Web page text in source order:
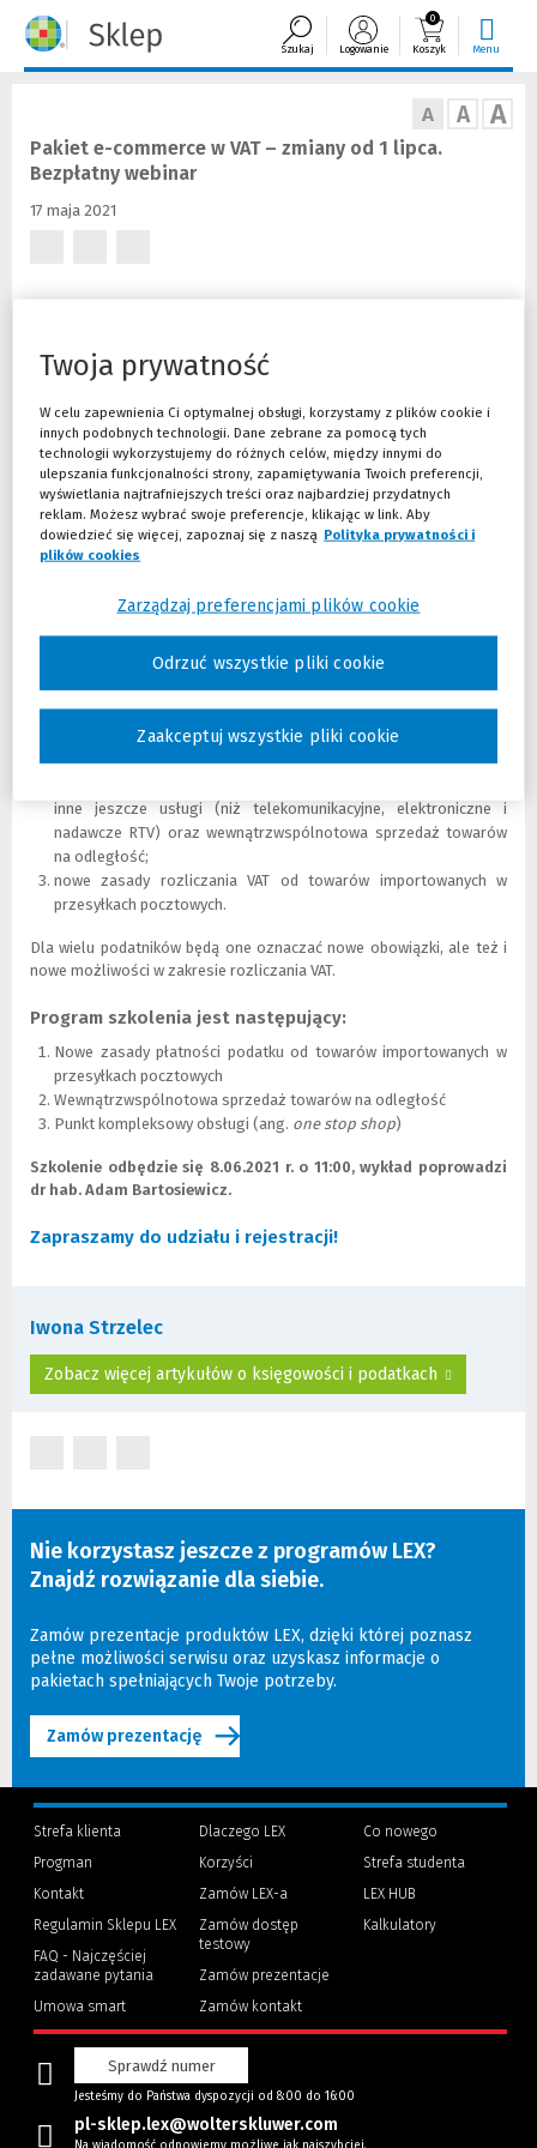
Szukaj Logowanie
0
Koszyk Menu
A A A
Pakiet e-commerce w VAT – zmiany od 1 lipca.
Bezpłatny webinar
17 maja 2021
sklepów online, które sprzedają lub chciałyby rozpocząć
sprzedaż do konsumentów do innych krajów UE. Nowe regulacje
udziału w bezpłatnym szkoleniu online.
Jeszcze w 2017 r., a później w 2019 r. Unia Europejska przyjęła pakiet
VAT e-commerce. Państwa członkowskie były zobowiązane do jego
zaimplementowania początkowo do 1.01.2021 r., lecz termin ten
odroczono ostatecznie do 1.07.2021 r.
W drugiej połowie kwietnia 2021 r. Rada Ministrów wniosła do Sejmu
powyższych rozwiązań. Wejdą one w życie od 1.07.2021 r.
Zmiany obejmą kilka obszarów, w tym m.in.:
wprowadzenie pojęcia wewnątrzwspólnotowej sprzedaży
towarów na odległość i sprzedaży na odległość towarów
importowanych z państw trzecich;
zmianę MOSS (ang.mini one stop shop) na OSS (ang.one stop
inne jeszcze usługi (niż telekomunikacyjne, elektroniczne i
nadawcze RTV) oraz wewnątrzwspólnotowa sprzedaż towarów
na odległość;
nowe zasady rozliczania VAT od towarów importowanych w
przesyłkach pocztowych.
Dla wielu podatników będą one oznaczać nowe obowiązki, ale też i
nowe możliwości w zakresie rozliczania VAT.
Program szkolenia jest następujący:
Nowe zasady płatności podatku od towarów importowanych w
przesyłkach pocztowych
Wewnątrzwspólnotowa sprzedaż towarów na odległość
Punkt kompleksowy obsługi (ang. one stop shop)
Szkolenie odbędzie się 8.06.2021 r. o 11:00, wykład poprowadzi
dr hab. Adam Bartosiewicz.
Zapraszamy do udziału i rejestracji!
Iwona Strzelec
Zobacz więcej artykułów o księgowości i podatkach
Nie korzystasz jeszcze z programów LEX?
Znajdź rozwiązanie dla siebie.
Zamów prezentacje produktów LEX, dzięki której poznasz
pełne możliwości serwisu oraz uzyskasz informacje o
pakietach spełniających Twoje potrzeby.
Zamów prezentację
Strefa klienta
Progman
Kontakt
Regulamin Sklepu LEX
FAQ - Najczęściej
zadawane pytania
Umowa smart
Dlaczego LEX
Korzyści
Zamów LEX-a
Zamów dostęp
testowy
Zamów prezentacje
Zamów kontakt
Co nowego
Strefa studenta
LEX HUB
innej
strony)
Kalkulatory
Sprawdź numer
Jesteśmy do Państwa dyspozycji od 8:00 do 16:00
pl-sklep.lex@wolterskluwer.com
Twoja prywatność
W celu zapewnienia Ci optymalnej obsługi, korzystamy z plików cookie i
innych podobnych technologii. Dane zebrane za pomocą tych
technologii wykorzystujemy do różnych celów, między innymi do
ulepszania funkcjonalności strony, zapamiętywania Twoich preferencji,
wyświetlania najtrafniejszych treści oraz najbardziej przydatnych
reklam. Możesz wybrać swoje preferencje, klikając w link. Aby
dowiedzieć się więcej, zapoznaj się z naszą Polityka prywatności i
plików cookies
Odrzuć wszystkie pliki cookie
Zaakceptuj wszystkie pliki cookie
Zarządzaj preferencjami plików cookie